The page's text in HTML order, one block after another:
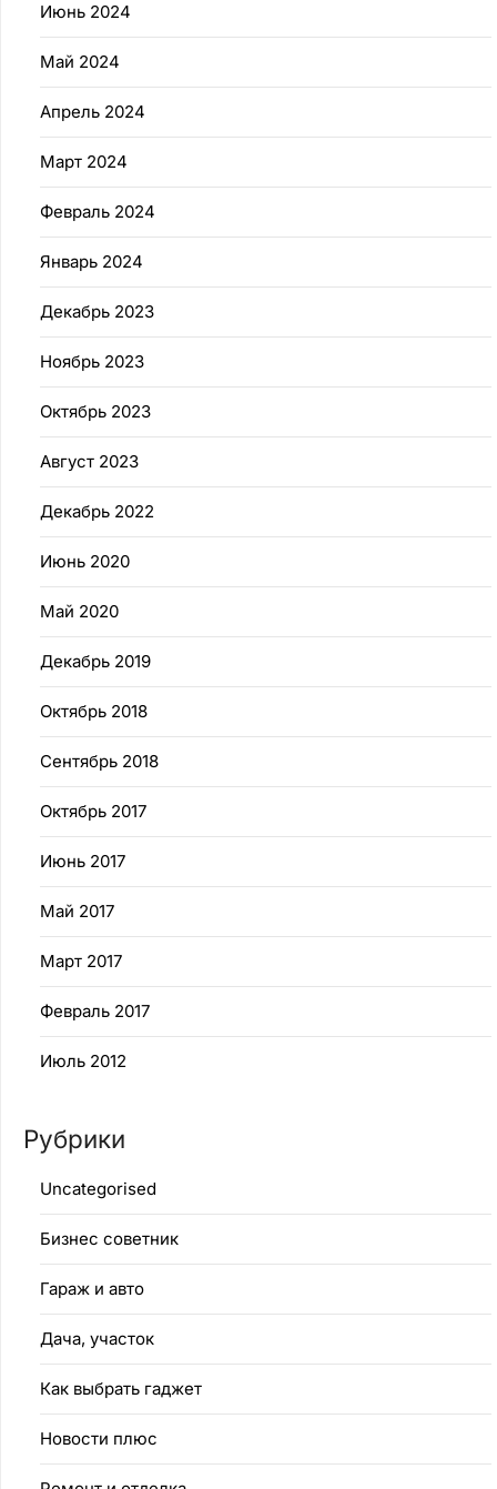
Июнь 2024
Май 2024
Апрель 2024
Март 2024
Февраль 2024
Январь 2024
Декабрь 2023
Ноябрь 2023
Октябрь 2023
Август 2023
Декабрь 2022
Июнь 2020
Май 2020
Декабрь 2019
Октябрь 2018
Сентябрь 2018
Октябрь 2017
Июнь 2017
Май 2017
Март 2017
Февраль 2017
Июль 2012
Рубрики
Uncategorised
Бизнес советник
Гараж и авто
Дача, участок
Как выбрать гаджет
Новости плюс